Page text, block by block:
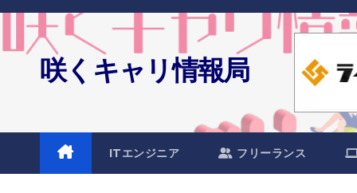
Skip
content咲くキャリ情報局
ITエンジニア フリーランス